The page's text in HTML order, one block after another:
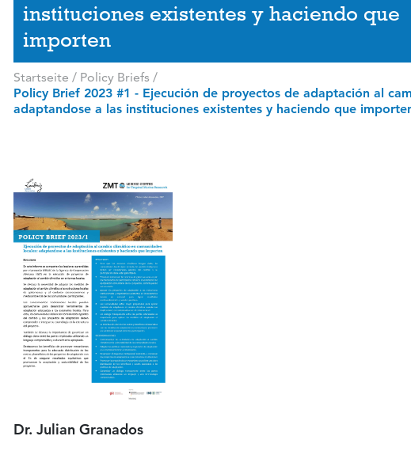
instituciones existentes y haciendo que
importen
Startseite / Policy Briefs /
Policy Brief 2023 #1 - Ejecución de proyectos de adaptación al
adaptandose a las instituciones existentes y haciendo que
Dr. Julian Granados